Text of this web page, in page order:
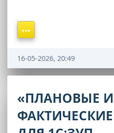
16-05-2026, 20:49
«ПЛАНОВЫЕ И